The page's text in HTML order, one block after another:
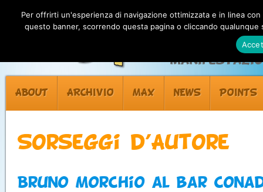
ABOUT ARCHIVIO MAX NEWS POINTS
Sorseggi d’Autore
Bruno Morchio al bar
Per offrirti un'esperienza di navigazione ottimizzata e in linea
questo banner, scorrendo questa pagina o cliccando